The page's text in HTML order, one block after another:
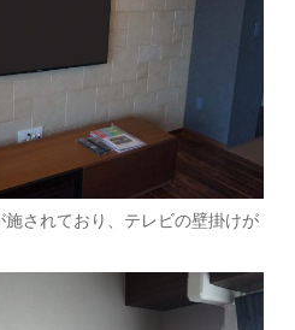
施されており、テレビの壁掛けが